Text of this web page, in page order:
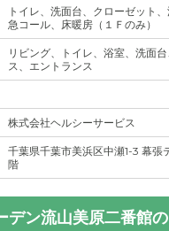
トイレ、洗面台、クローゼット
急コール、床暖房（１Ｆのみ）
リビング、トイレ、浴室、洗面
ス、エントランス
株式会社ヘルシーサービス
千葉県千葉市美浜区中瀬1-3 幕張
階
デン流山美原二番館